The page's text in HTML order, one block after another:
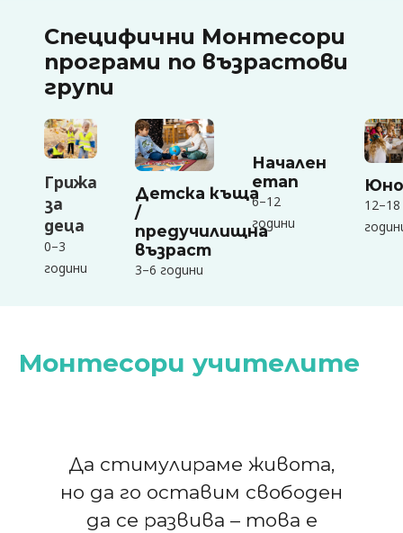
Специфични Монтесори
програми по възрастови
групи
Грижа
за
деца
0–3
години
Детска къща
/
предучилищна
възраст
3–6 години
Начален
етап
6–12
години
12–18
Монтесори учителите
Да стимулираме живота,
но да го оставим свободен
да се развива – това е